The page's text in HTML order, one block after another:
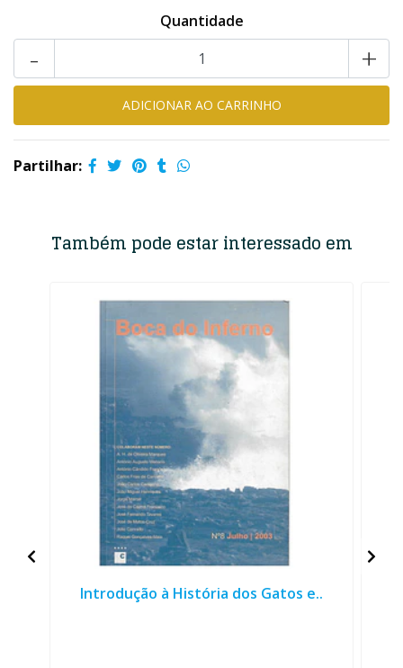
Quantidade
+
-
Partilhar:
Também pode estar interessado em
Introdução à História dos Gatos e..